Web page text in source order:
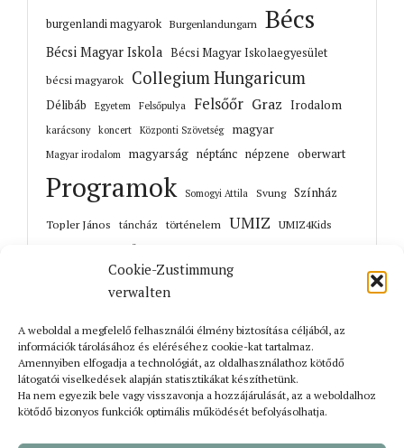
Cookie-Zustimmung
verwalten
A weboldal a megfelelő felhasználói élmény biztosítása céljából, az
információk tárolásához és eléréséhez cookie-kat tartalmaz.
Amennyiben elfogadja a technológiát, az oldalhasználathoz kötődő
látogatói viselkedések alapján statisztikákat készíthetünk.
Ha nem egyezik bele vagy visszavonja a hozzájárulását, az a weboldalhoz
kötődő bizonyos funkciók optimális működését befolyásolhatja.
burgenlandi magyarok Burgenlandungarn Bécs
Bécsi Magyar Iskola Bécsi Magyar Iskolaegyesület
bécsi magyarok Collegium Hungaricum
Délibáb Egyetem Felsőpulya Felsőőr Graz Irodalom
karácsony koncert Központi Szövetség magyar
Magyar irodalom magyarság néptánc népzene oberwart
Programok Somogyi Attila Svung Színház
Topler János táncház történelem UMIZ
UMIZ4Kids
Őrisziget
Korábbi cikkek